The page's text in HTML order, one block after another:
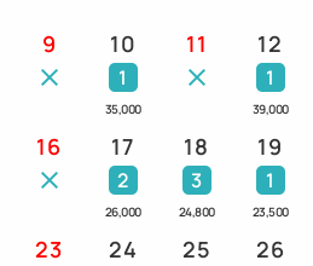
9 10
1
35,000
11 12
1
39,000
16 17
2
26,000
18
3
24,800
19
1
23,500
23 24 25 26